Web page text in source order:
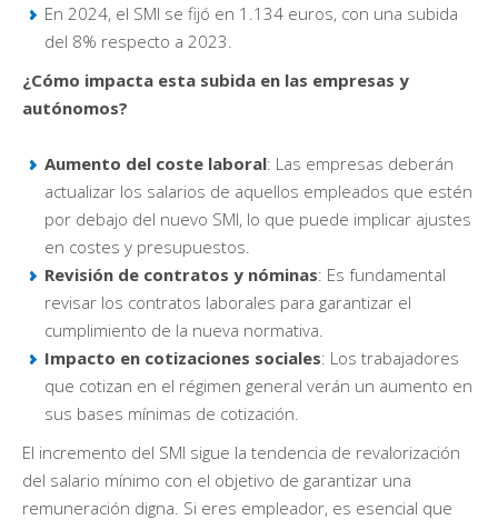
En 2024, el SMI se fijó en 1.134 euros, con una subida
del 8% respecto a 2023.
¿Cómo impacta esta subida en las empresas y
autónomos?
Aumento del coste laboral: Las empresas deberán
actualizar los salarios de aquellos empleados que estén
por debajo del nuevo SMI, lo que puede implicar ajustes
en costes y presupuestos.
Revisión de contratos y nóminas: Es fundamental
revisar los contratos laborales para garantizar el
cumplimiento de la nueva normativa.
Impacto en cotizaciones sociales: Los trabajadores
que cotizan en el régimen general verán un aumento en
sus bases mínimas de cotización.
El incremento del SMI sigue la tendencia de revalorización
del salario mínimo con el objetivo de garantizar una
remuneración digna. Si eres empleador, es esencial que